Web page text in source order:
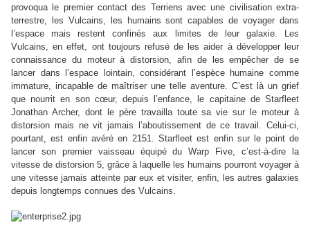
provoqua le premier contact des Terriens avec une civilisation extra-
terrestre, les Vulcains, les humains sont capables de voyager dans
l’espace mais restent confinés aux limites de leur galaxie. Les
Vulcains, en effet, ont toujours refusé de les aider à développer leur
connaissance du moteur à distorsion, afin de les empêcher de se
lancer dans l’espace lointain, considérant l’espèce humaine comme
immature, incapable de maîtriser une telle aventure. C’est là un grief
que nourrit en son cœur, depuis l’enfance, le capitaine de Starfleet
Jonathan Archer, dont le père travailla toute sa vie sur le moteur à
distorsion mais ne vit jamais l’aboutissement de ce travail. Celui-ci,
pourtant, est enfin avéré en 2151. Starfleet est enfin sur le point de
lancer son premier vaisseau équipé du Warp Five, c’est-à-dire la
vitesse de distorsion 5, grâce à laquelle les humains pourront voyager à
une vitesse jamais atteinte par eux et visiter, enfin, les autres galaxies
depuis longtemps connues des Vulcains.